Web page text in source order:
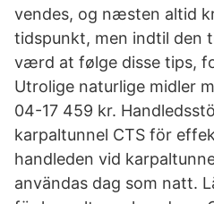
vendes, og næsten altid
tidspunkt, men indtil den
værd at følge disse tips,
Utrolige naturlige midler
04-17 459 kr.
karpaltunnel CTS för
handleden vid
användas dag som natt.